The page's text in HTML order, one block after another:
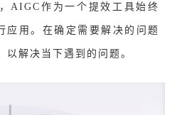
AIGC作为一个提效工具始终
应用。在确定需要解决的问题
解决当下遇到的问题。